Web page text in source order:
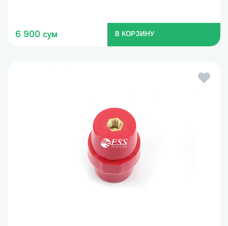
6 900 сум В КОРЗИНУ